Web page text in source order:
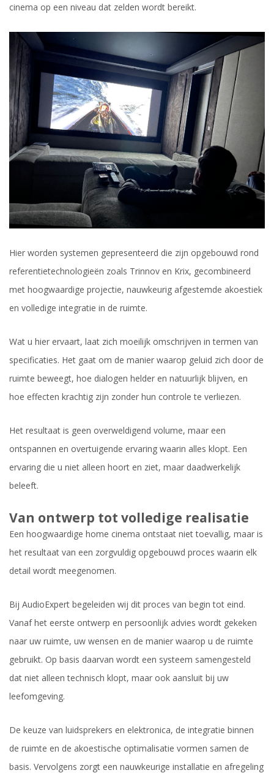
cinema op een niveau dat zelden wordt bereikt.
Hier worden systemen gepresenteerd die zijn opgebouwd rond
referentietechnologieën zoals Trinnov en Krix, gecombineerd
met hoogwaardige projectie, nauwkeurig afgestemde akoestiek
en volledige integratie in de ruimte.
Wat u hier ervaart, laat zich moeilijk omschrijven in termen van
specificaties. Het gaat om de manier waarop geluid zich door de
ruimte beweegt, hoe dialogen helder en natuurlijk blijven, en
hoe effecten krachtig zijn zonder hun controle te verliezen.
Het resultaat is geen overweldigend volume, maar een
ontspannen en overtuigende ervaring waarin alles klopt. Een
ervaring die u niet alleen hoort en ziet, maar daadwerkelijk
beleeft.
Van ontwerp tot volledige realisatie
Een hoogwaardige home cinema ontstaat niet toevallig, maar is
het resultaat van een zorgvuldig opgebouwd proces waarin elk
detail wordt meegenomen.
Bij AudioExpert begeleiden wij dit proces van begin tot eind.
Vanaf het eerste ontwerp en persoonlijk advies wordt gekeken
naar uw ruimte, uw wensen en de manier waarop u de ruimte
gebruikt. Op basis daarvan wordt een systeem samengesteld
dat niet alleen technisch klopt, maar ook aansluit bij uw
leefomgeving.
De keuze van luidsprekers en elektronica, de integratie binnen
de ruimte en de akoestische optimalisatie vormen samen de
basis. Vervolgens zorgt een nauwkeurige installatie en afregeling